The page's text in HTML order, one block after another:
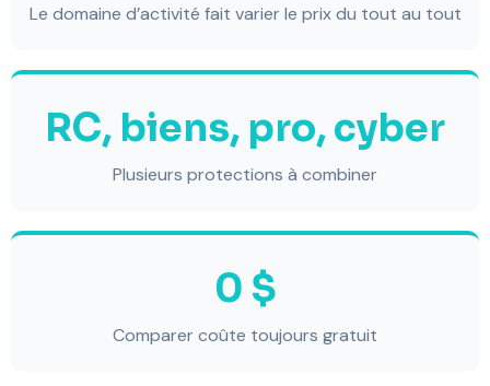
Le domaine d’activité fait varier le prix du tout au tout
RC, biens, pro, cyber
Plusieurs protections à combiner
0 $
Comparer coûte toujours gratuit